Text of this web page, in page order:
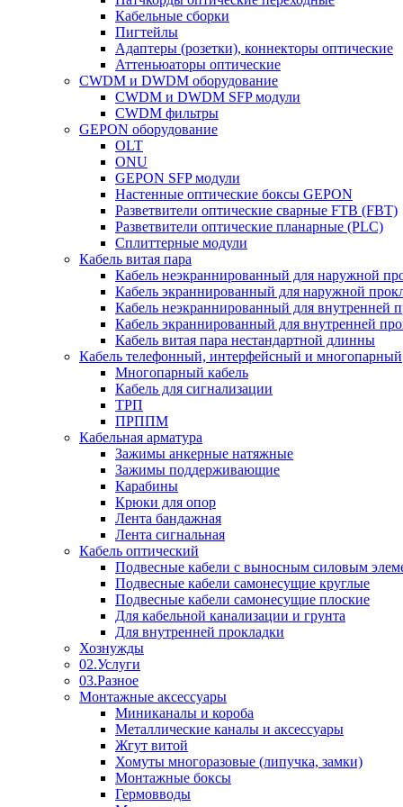
Кабельные сборки
Пигтейлы
Адаптеры (розетки), коннекторы оптические
Аттеньюаторы оптические
CWDM и DWDM оборудование
CWDM и DWDM SFP модули
CWDM фильтры
GEPON оборудование
OLT
ONU
GEPON SFP модули
Настенные оптические боксы GEPON
Разветвители оптические сварные FTB (FBT)
Разветвители оптические планарные (PLC)
Сплиттерные модули
Кабель витая пара
Кабель неэкраннированный для наружной
Кабель экраннированный для наружной
Кабель неэкраннированный для внутренней
Кабель экраннированный для внутренней
Кабель витая пара нестандартной длинны
Кабель телефонный, интерфейсный и многопарный
Многопарный кабель
Кабель для сигнализации
ТРП
ПРППМ
Кабельная арматура
Зажимы анкерные натяжные
Зажимы поддерживающие
Карабины
Крюки для опор
Лента бандажная
Лента сигнальная
Кабель оптический
Подвесные кабели с выносным силовым
Подвесные кабели самонесущие круглые
Подвесные кабели самонесущие плоские
Для кабельной канализации и грунта
Для внутренней прокладки
Хознужды
02.Услуги
03.Разное
Монтажные аксессуары
Миниканалы и короба
Металлические каналы и аксессуары
Жгут витой
Хомуты многоразовые (липучка, замки)
Монтажные боксы
Гермовводы